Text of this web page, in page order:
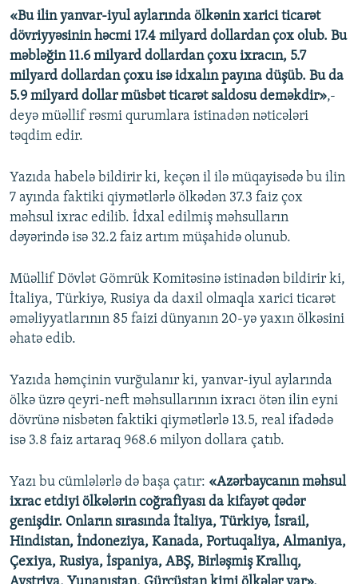
«Bu ilin yanvar-iyul aylarında ölkənin xarici ticarət
dövriyyəsinin həcmi 17.4 milyard dollardan çox olub. Bu
məbləğin 11.6 milyard dollardan çoxu ixracın, 5.7
milyard dollardan çoxu isə idxalın payına düşüb. Bu da
5.9 milyard dollar müsbət ticarət saldosu deməkdir»,-
deyə müəllif rəsmi qurumlara istinadən nəticələri
təqdim edir.
Yazıda habelə bildirir ki, keçən il ilə müqayisədə bu ilin
7 ayında faktiki qiymətlərlə ölkədən 37.3 faiz çox
məhsul ixrac edilib. İdxal edilmiş məhsulların
dəyərində isə 32.2 faiz artım müşahidə olunub.
Müəllif Dövlət Gömrük Komitəsinə istinadən bildirir ki,
İtaliya, Türkiyə, Rusiya da daxil olmaqla xarici ticarət
əməliyyatlarının 85 faizi dünyanın 20-yə yaxın ölkəsini
əhatə edib.
Yazıda həmçinin vurğulanır ki, yanvar-iyul aylarında
ölkə üzrə qeyri-neft məhsullarının ixracı ötən ilin eyni
dövrünə nisbətən faktiki qiymətlərlə 13.5, real ifadədə
isə 3.8 faiz artaraq 968.6 milyon dollara çatıb.
Yazı bu cümlələrlə də başa çatır: «Azərbaycanın məhsul
ixrac etdiyi ölkələrin coğrafiyası da kifayət qədər
genişdir. Onların sırasında İtaliya, Türkiyə, İsrail,
Hindistan, İndoneziya, Kanada, Portuqaliya, Almaniya,
Çexiya, Rusiya, İspaniya, ABŞ, Birləşmiş Krallıq,